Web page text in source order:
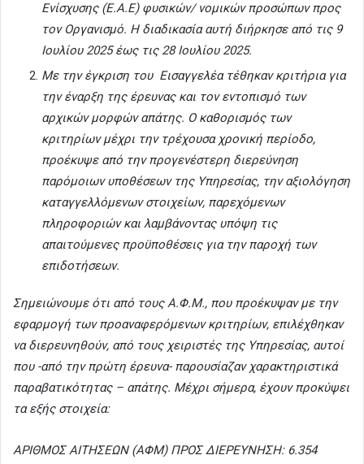
Ενίσχυσης (Ε.Α.Ε) φυσικών/ νομικών προσώπων προς
τον Οργανισμό. Η διαδικασία αυτή διήρκησε από τις 9
Ιουλίου 2025 έως τις 28 Ιουλίου 2025.
Με την έγκριση του Εισαγγελέα τέθηκαν κριτήρια για
την έναρξη της έρευνας και τον εντοπισμό των
αρχικών μορφών απάτης. Ο καθορισμός των
κριτηρίων μέχρι την τρέχουσα χρονική περίοδο,
προέκυψε από την προγενέστερη διερεύνηση
παρόμοιων υποθέσεων της Υπηρεσίας, την αξιολόγηση
καταγγελλόμενων στοιχείων, παρεχόμενων
πληροφοριών και λαμβάνοντας υπόψη τις
απαιτούμενες προϋποθέσεις για την παροχή των
επιδοτήσεων.
Σημειώνουμε ότι από τους Α.Φ.Μ., που προέκυψαν με την
εφαρμογή των προαναφερόμενων κριτηρίων, επιλέχθηκαν
να διερευνηθούν, από τους χειριστές της Υπηρεσίας, αυτοί
που -από την πρώτη έρευνα- παρουσίαζαν χαρακτηριστικά
παραβατικότητας – απάτης. Μέχρι σήμερα, έχουν προκύψει
τα εξής στοιχεία:
ΑΡΙΘΜΟΣ ΑΙΤΗΣΕΩΝ (ΑΦΜ) ΠΡΟΣ ΔΙΕΡΕΥΝΗΣΗ: 6.354